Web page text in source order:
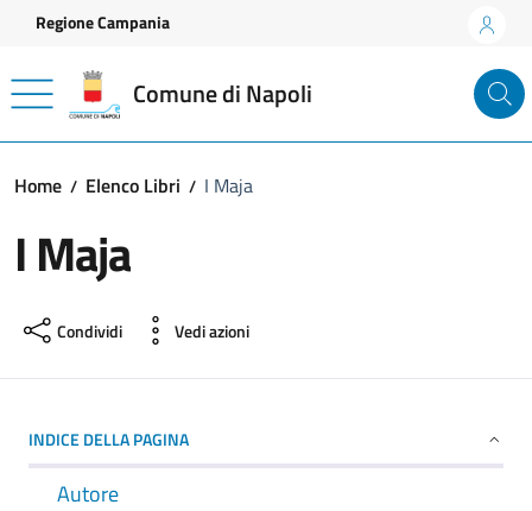
Vai ai contenuti
Vai al footer
Regione Campania
Comune di Napoli
Home Elenco Libri I Maja
I Maja
Condividi Vedi azioni
INDICE DELLA PAGINA
Autore